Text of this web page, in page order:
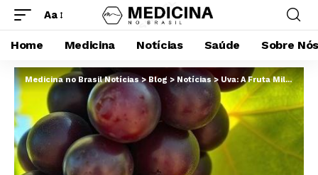
Aa
Home Medicina Notícias Saúde Sobre
Medicina no Brasil Notícias>Blog > Notícias> Uva: A Fruta Milagrosa para a Saúde Brasileira